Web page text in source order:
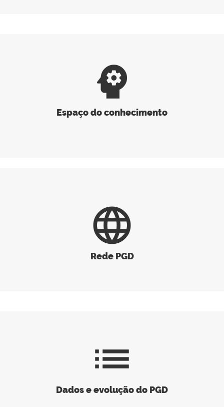
psychology
Espaço do conhecimento
language
Rede PGD
list
Dados e evolução do PGD